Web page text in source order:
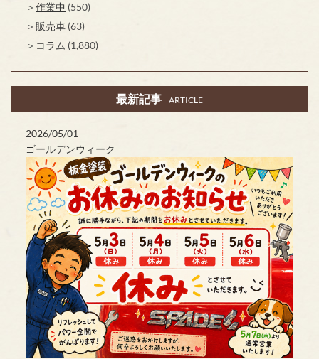
作業中 (550)
販売車 (63)
コラム (1,880)
最新記事 ARTICLE
2026/05/01
ゴールデンウィーク